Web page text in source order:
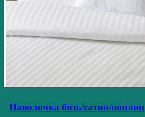
Наволочка бязь/сатин/поплин